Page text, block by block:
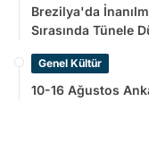
Brezilya'da
Sırasında Tünele
Genel Kültür
10-16 Ağustos